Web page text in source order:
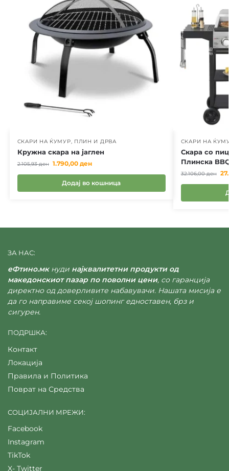
СКАРИ НА ЌУМУР, ПЛИН И ДРВА
Кружна скара на јаглен
2.105,93ден 1.790,00 ден
Додај во кошница
СКАРИ НА
Скара со
Плинска
32.106,00ден
ЗА НАС:
еФтино.мкнуди најквалитетни продукти од
македонскиот пазар по поволни цени, со гаранција
директно од доверливите набавувачи. Нашата мисија е
да го направиме секој шопинг едноставен, брз и
сигурен.
ПОДРШКА:
Контакт
Локација
Правила и Политика
Поврат на Средства
СОЦИЈАЛНИ МРЕЖИ:
Facebook
Instagram
TikTok
X- Twitter